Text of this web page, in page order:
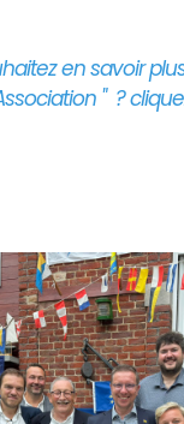
en savoir
" ?